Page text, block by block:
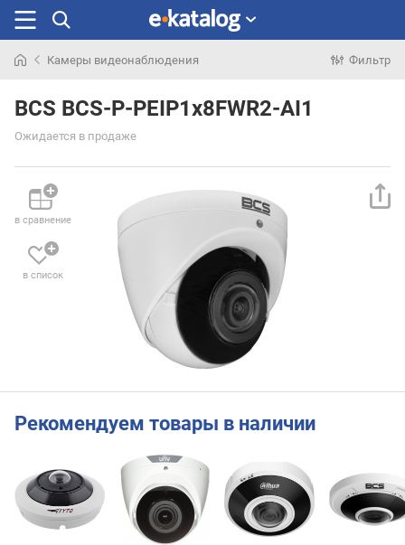
раньше
Камеры видеонаблюдения Фильтр
BCS BCS-P-PEIP1x8FWR2-AI1
Ожидается в продаже
в сравнение
в список
Рекомендуем товары в наличии